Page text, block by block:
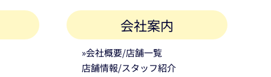
会社案内
»会社概要/店舗一覧
店舗情報/スタッフ紹介